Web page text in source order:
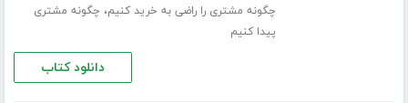
چگونه مشتری را راضی به خرید کنیم، چگونه مشتری
پیدا کنیم
دانلود کتاب